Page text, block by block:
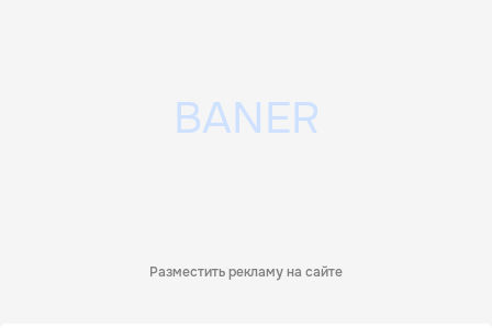
Разместить рекламу на сайте